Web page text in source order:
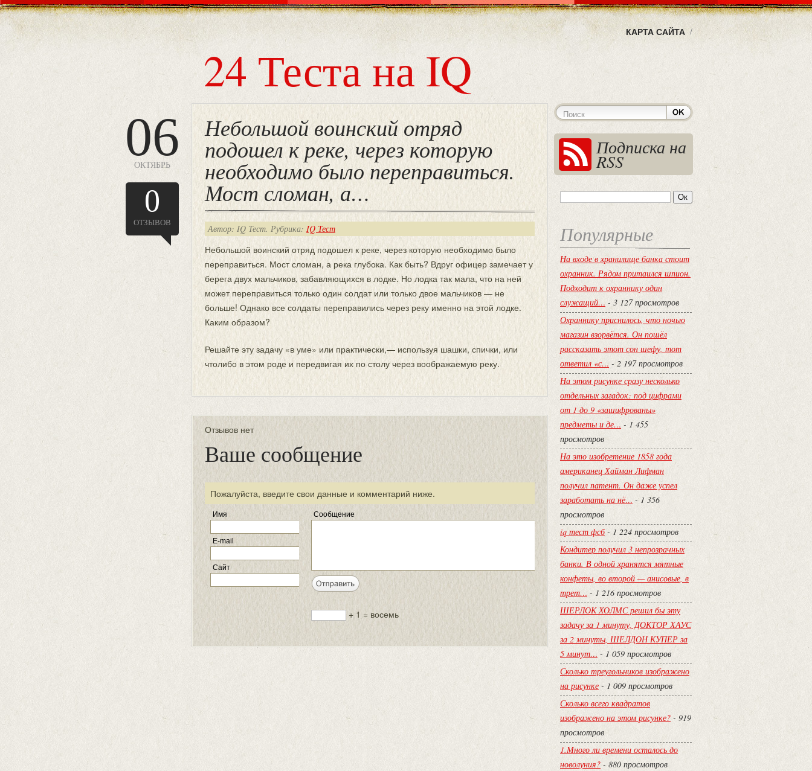
КАРТА САЙТА
24 Теста на IQ
06
ОКТЯБРЬ
0
ОТЗЫВОВ
Небольшой воинский отряд
подошел к реке, через которую
необходимо было переправиться.
Мост сломан, а…
Автор: IQ Тест. Рубрика: IQ Тест
Небольшой воинский отряд подошел к реке, через которую необходимо было
переправиться. Мост сломан, а река глубока. Как быть? Вдруг офицер замечает у
берега двух мальчиков, забавляющихся в лодке. Но лодка так мала, что на ней
может переправиться только один солдат или только двое мальчиков — не
больше! Однако все солдаты переправились через реку именно на этой лодке.
Каким образом?
Решайте эту задачу «в уме» или практически,— используя шашки, спички, или
чтолибо в этом роде и передвигая их по столу через воображаемую реку.
Отзывов нет
Ваше сообщение
Пожалуйста, введите свои данные и комментарий ниже.
Имя
E-mail
Сайт
Сообщение
+ 1 = восемь
Подписка на
RSS
Популярные
На входе в хранилище банка стоит
охранник. Рядом притаился шпион.
Подходит к охраннику один
служащий… - 3 127 просмотров
Охраннику приснилось, что ночью
магазин взорвётся. Он пошёл
рассказать этот сон шефу, тот
ответил «с… - 2 197 просмотров
На этом рисунке сразу несколько
отдельных загадок: под цифрами
от 1 до 9 «зашифрованы»
предметы и де… - 1 455
просмотров
На это изобретение 1858 года
американец Хайман Лифман
получил патент. Он даже успел
заработать на нё… - 1 356
просмотров
iq тест фсб- 1 224 просмотров
Кондитер получил 3 непрозрачных
банки. В одной хранятся мятные
конфеты, во второй — анисовые, в
трет… - 1 216 просмотров
ШЕРЛОК ХОЛМС решил бы эту
задачу за 1 минуту, ДОКТОР ХАУС
за 2 минуты, ШЕЛДОН КУПЕР за
5 минут… - 1 059 просмотров
Сколько треугольников изображено
на рисунке - 1 009 просмотров
Сколько всего квадратов
изображено на этом рисунке? - 919
просмотров
1.Много ли времени осталось до
новолуния? - 880 просмотров